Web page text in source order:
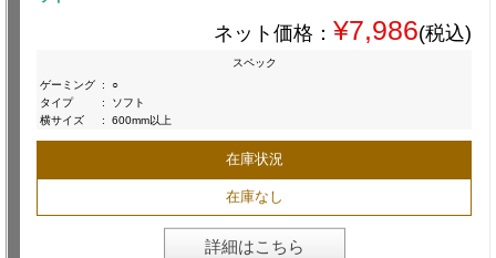
ネット価格： ¥7,986(税込)
スペック
ゲーミング :
○
タイプ
:
ソフト
横サイズ
: 600mm以上
在庫状況
在庫なし
詳細はこちら